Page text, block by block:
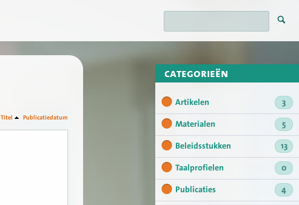
categorieën
Artikelen
3
Materialen
5
Beleidsstukken
13
Taalprofielen
0
Publicaties
4
Titel Publicatiedatum